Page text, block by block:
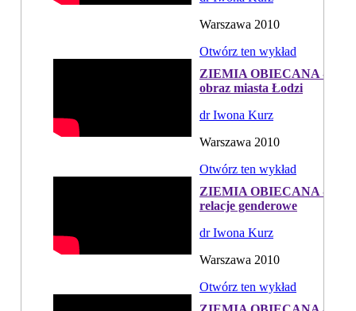
Warszawa 2010
Otwórz ten wykład
ZIEMIA OBIECANA -
obraz miasta Łodzi
dr Iwona Kurz
Warszawa 2010
Otwórz ten wykład
ZIEMIA OBIECANA -
relacje genderowe
dr Iwona Kurz
Warszawa 2010
Otwórz ten wykład